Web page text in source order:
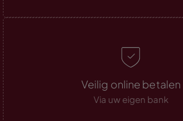
Veilig online betalen
Via uw eigen bank